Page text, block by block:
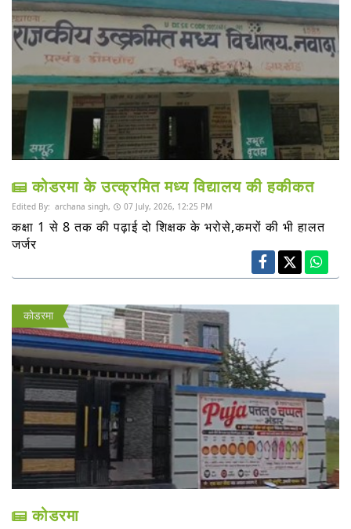
कोडरमा के उत्क्रमित मध्य विद्यालय की हकीकत
Edited By: archana singh, 07 July, 2026, 12:25 PM
कक्षा 1 से 8 तक की पढ़ाई दो शिक्षक के भरोसे,कमरों की भी हालत
जर्जर
कोडरमा
कोडरमा